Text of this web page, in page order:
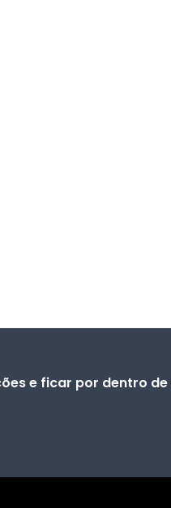
e ficar por dentro